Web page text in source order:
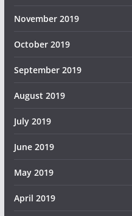
November 2019
October 2019
September 2019
August 2019
July 2019
June 2019
May 2019
April 2019